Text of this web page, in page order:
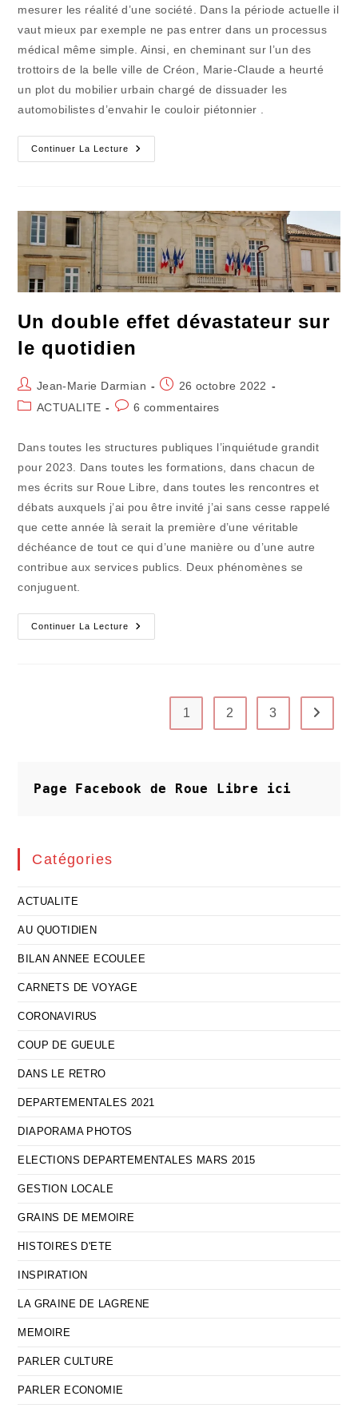
mesurer les réalité d’une société. Dans la période actuelle il
vaut mieux par exemple ne pas entrer dans un processus
médical même simple. Ainsi, en cheminant sur l’un des
trottoirs de la belle ville de Créon, Marie-Claude a heurté
un plot du mobilier urbain chargé de dissuader les
automobilistes d’envahir le couloir piétonnier .
Continuer La Lecture
La
Pagaille
Santé
Un double effet dévastateur sur
le quotidien
Auteur/autrice
de
Jean-Marie Darmian
Publication
publiée :
26 octobre 2022
PostACTUALITE
Commentaires
publication :
6 commentaires
Dans toutes les structures publiques l’inquiétude grandit
pour 2023. Dans toutes les formations, dans chacun de
mes écrits sur Roue Libre, dans toutes les rencontres et
débats auxquels j’ai pou être invité j’ai sans cesse rappelé
que cette année là serait la première d’une véritable
déchéance de tout ce qui d’une manière ou d’une autre
contribue aux services publics. Deux phénomènes se
conjuguent.
Continuer La Lecture
Un
Double
Quotidien
1 2 3 Aller à
Page Facebook de Roue Libre ici
Catégories
ACTUALITE
AU QUOTIDIEN
BILAN ANNEE ECOULEE
CARNETS DE VOYAGE
CORONAVIRUS
COUP DE GUEULE
DANS LE RETRO
DEPARTEMENTALES 2021
DIAPORAMA PHOTOS
ELECTIONS DEPARTEMENTALES MARS 2015
GESTION LOCALE
GRAINS DE MEMOIRE
HISTOIRES D'ETE
INSPIRATION
LA GRAINE DE LAGRENE
MEMOIRE
PARLER CULTURE
PARLER ECONOMIE